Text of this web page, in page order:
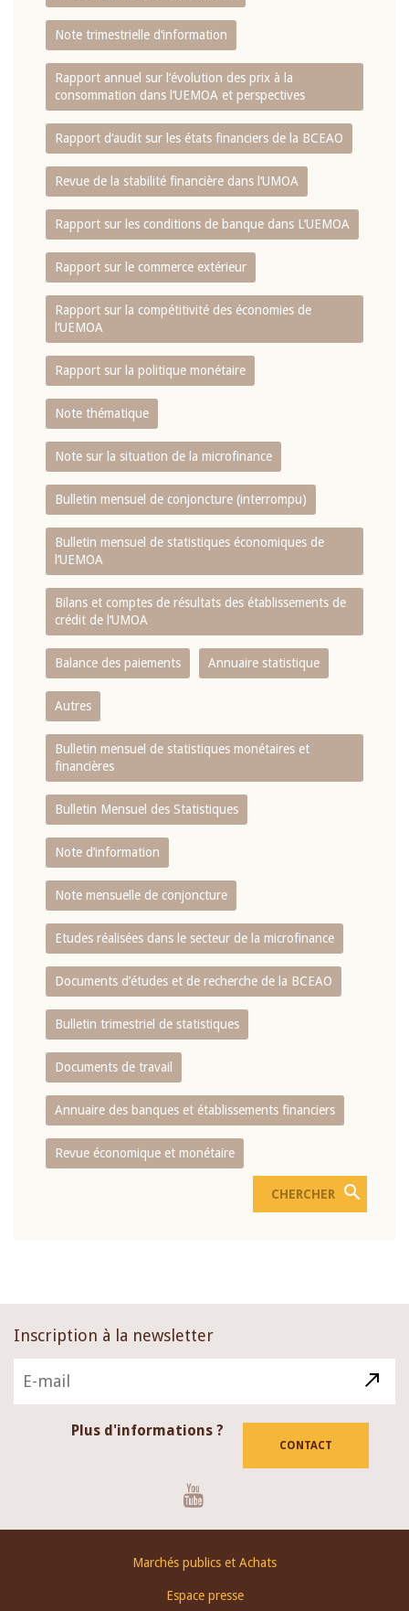
Note trimestrielle d‘information
Rapport annuel sur l‘évolution des prix à la
consommation dans l‘UEMOA et perspectives
Rapport d‘audit sur les états financiers de la BCEAO
Revue de la stabilité financière dans l‘UMOA
Rapport sur les conditions de banque dans L‘UEMOA
Rapport sur le commerce extérieur
Rapport sur la compétitivité des économies de
l‘UEMOA
Rapport sur la politique monétaire
Note thématique
Note sur la situation de la microfinance
Bulletin mensuel de conjoncture (interrompu)
Bulletin mensuel de statistiques économiques de
l‘UEMOA
Bilans et comptes de résultats des établissements de
crédit de l‘UMOA
Balance des paiements Annuaire statistique
Autres
Bulletin mensuel de statistiques monétaires et
financières
Bulletin Mensuel des Statistiques
Note d’information
Note mensuelle de conjoncture
Etudes réalisées dans le secteur de la microfinance
Documents d’études et de recherche de la BCEAO
Bulletin trimestriel de statistiques
Documents de travail
Annuaire des banques et établissements financiers
Revue économique et monétaire
Inscription à la newsletter
Plus d'informations ?
CONTACT
Marchés publics et Achats
Espace presse